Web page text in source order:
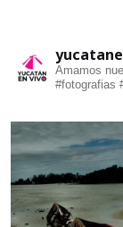
Amamos
#fotografias